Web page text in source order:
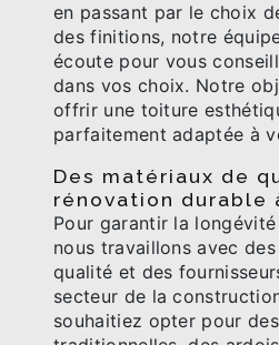
en passant par le choix
des finitions, notre
écoute pour vous
dans vos choix. Notre
offrir une toiture
parfaitement adaptée à
Des matériaux de
rénovation durable
Pour garantir la
nous travaillons avec
qualité et des
secteur de la
souhaitiez opter pour